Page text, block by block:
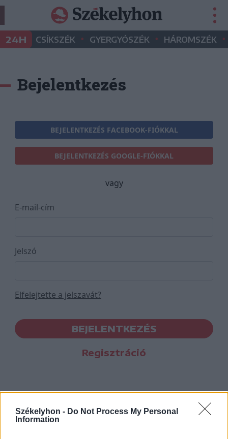
Székelyhon - Do Not Process My Personal
Information
24H CSÍKSZÉK • GYERGYÓSZÉK • HÁROMSZÉK •
Bejelentkezés
BEJELENTKEZÉS FACEBOOK-FIÓKKAL
BEJELENTKEZÉS GOOGLE-FIÓKKAL
vagy
E-mail-cím
Jelszó
Elfelejtette a jelszavát?
BEJELENTKEZÉS
Regisztráció